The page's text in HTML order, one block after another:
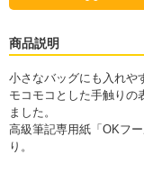
商品説明
小さなバッグにも入れや
モコモコとした手触りの
ました。
高級筆記専用紙「OKフ
り。